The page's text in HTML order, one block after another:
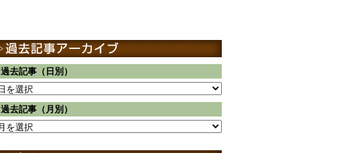
過去記事（日別）
過去記事（月別）